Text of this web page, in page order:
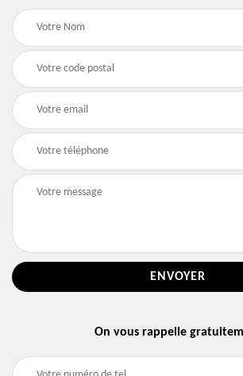
On vous rappelle